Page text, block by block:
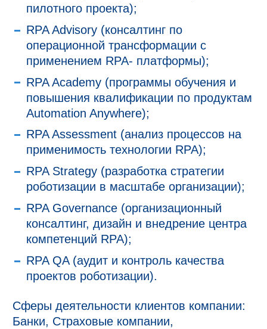
пилотного проекта);
RPA Advisory (консалтинг по
операционной трансформации с
применением RPA- платформы);
RPA Academy (программы обучения и
повышения квалификации по продуктам
Automation Anywhere);
RPA Assessment (анализ процессов на
применимость технологии RPA);
RPA Strategy (разработка стратегии
роботизации в масштабе организации);
RPA Governance (организационный
консалтинг, дизайн и внедрение центра
компетенций RPA);
RPA QA (аудит и контроль качества
проектов роботизации).
Сферы деятельности клиентов компании:
Банки, Страховые компании,